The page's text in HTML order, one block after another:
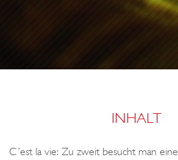
INHALT
C´est la vie: Zu zweit besucht man